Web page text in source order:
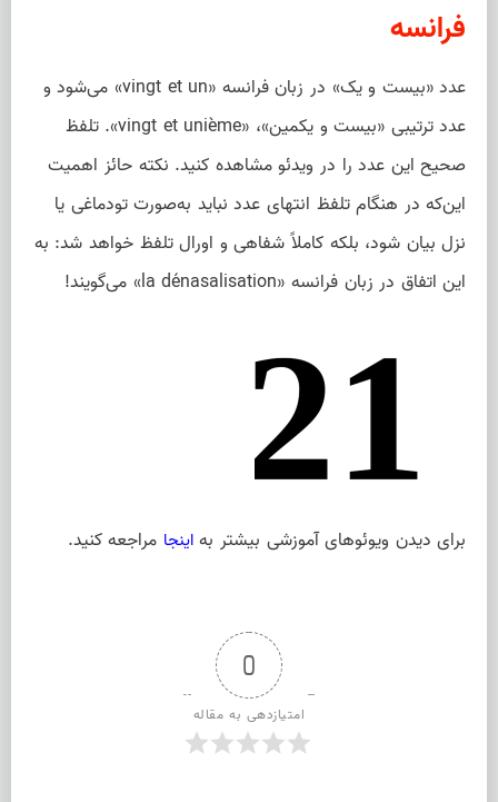
فرانسه
عدد «بیست و یک» در زبان فرانسه «vingt et un» می‌شود و
عدد ترتیبی «بیست و یکمین»، «vingt et unième». تلفظ
صحیح این عدد را در ویدئو مشاهده کنید. نکته حائز اهمیت
این‌که در هنگام تلفظ انتهای عدد نباید به‌صورت تودماغی یا
نزل بیان شود، بلکه کاملاً شفاهی و اورال تلفظ خواهد شد: به
این اتفاق در زبان فرانسه «la dénasalisation» می‌گویند!
برای دیدن ویوئوهای آموزشی بیشتر بهاینجا مراجعه کنید.
0
امتیازدهی به مقاله